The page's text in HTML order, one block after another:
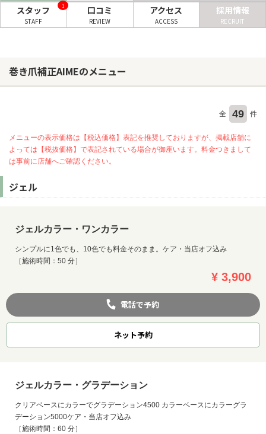
美容クリニック
ネイルカタログ
メンズカタログ
お問い合わせ
スタッフ
STAFF
1 口コミ
REVIEW
アクセス
ACCESS
採用情報
RECRUIT
巻き爪補正AIMEのメニュー
全 49 件
メニューの表示価格は【税込価格】表記を推奨しておりますが、掲載店舗に
よっては【税抜価格】で表記されている場合が御座います。料金つきまして
は事前に店舗へご確認ください。
ジェル
ジェルカラー・ワンカラー
シンプルに1色でも、10色でも料金そのまま。ケア・当店オフ込み
［施術時間：50 分］
¥ 3,900
電話で予約
ネット予約
ジェルカラー・グラデーション
クリアベースにカラーでグラデーション4500 カラーベースにカラーグラ
デーション5000ケア・当店オフ込み
［施術時間：60 分］